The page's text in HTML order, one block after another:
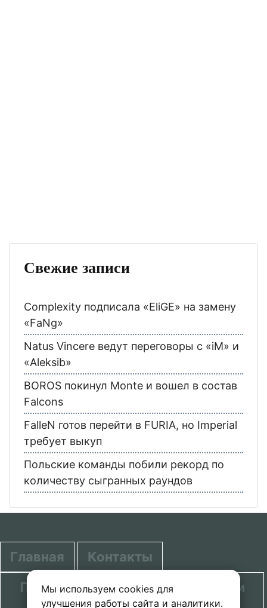
Мы используем cookies для
улучшения работы сайта и аналитики.
Свежие записи
Complexity подписала «EliGE» на замену
«FaNg»
Natus Vincere ведут переговоры с «iM» и
«Aleksib»
BOROS покинул Monte и вошел в состав
Falcons
FalleN готов перейти в FURIA, но Imperial
требует выкуп
Польские команды побили рекорд по
количеству сыгранных раундов
Главная
Контакты
Политика в отношении обработки